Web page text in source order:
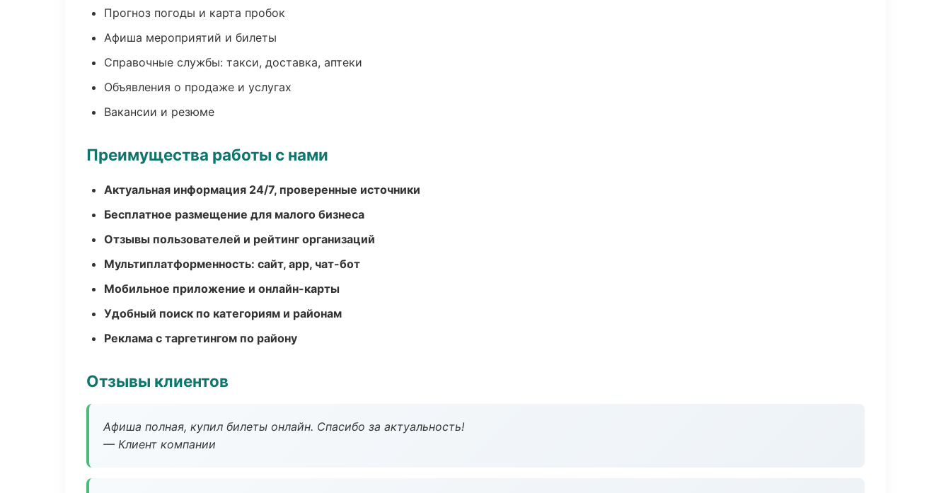
Прогноз погоды и карта пробок
Афиша мероприятий и билеты
Справочные службы: такси, доставка, аптеки
Объявления о продаже и услугах
Вакансии и резюме
Преимущества работы с нами
Актуальная информация 24/7, проверенные источники
Бесплатное размещение для малого бизнеса
Отзывы пользователей и рейтинг организаций
Мультиплатформенность: сайт, app, чат-бот
Мобильное приложение и онлайн-карты
Удобный поиск по категориям и районам
Реклама с таргетингом по району
Отзывы клиентов
Афиша полная, купил билеты онлайн. Спасибо за актуальность!
— Клиент компании